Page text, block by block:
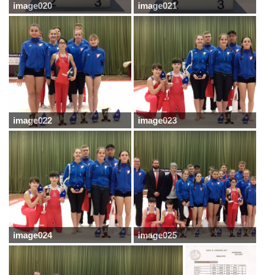
image020 image021
image022 image023
image024 image025